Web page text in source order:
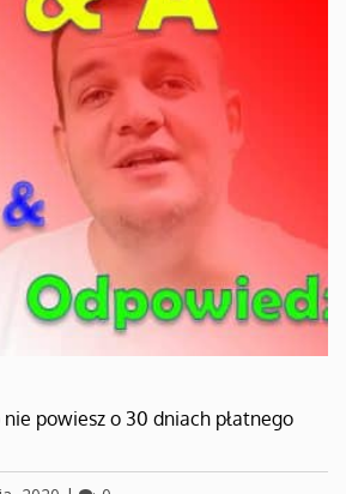
powiesz o 30 dniach płatnego